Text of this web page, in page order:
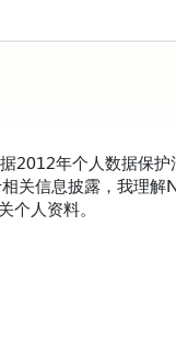
2012年个人数据保护
关信息披露，我理解
人资料。